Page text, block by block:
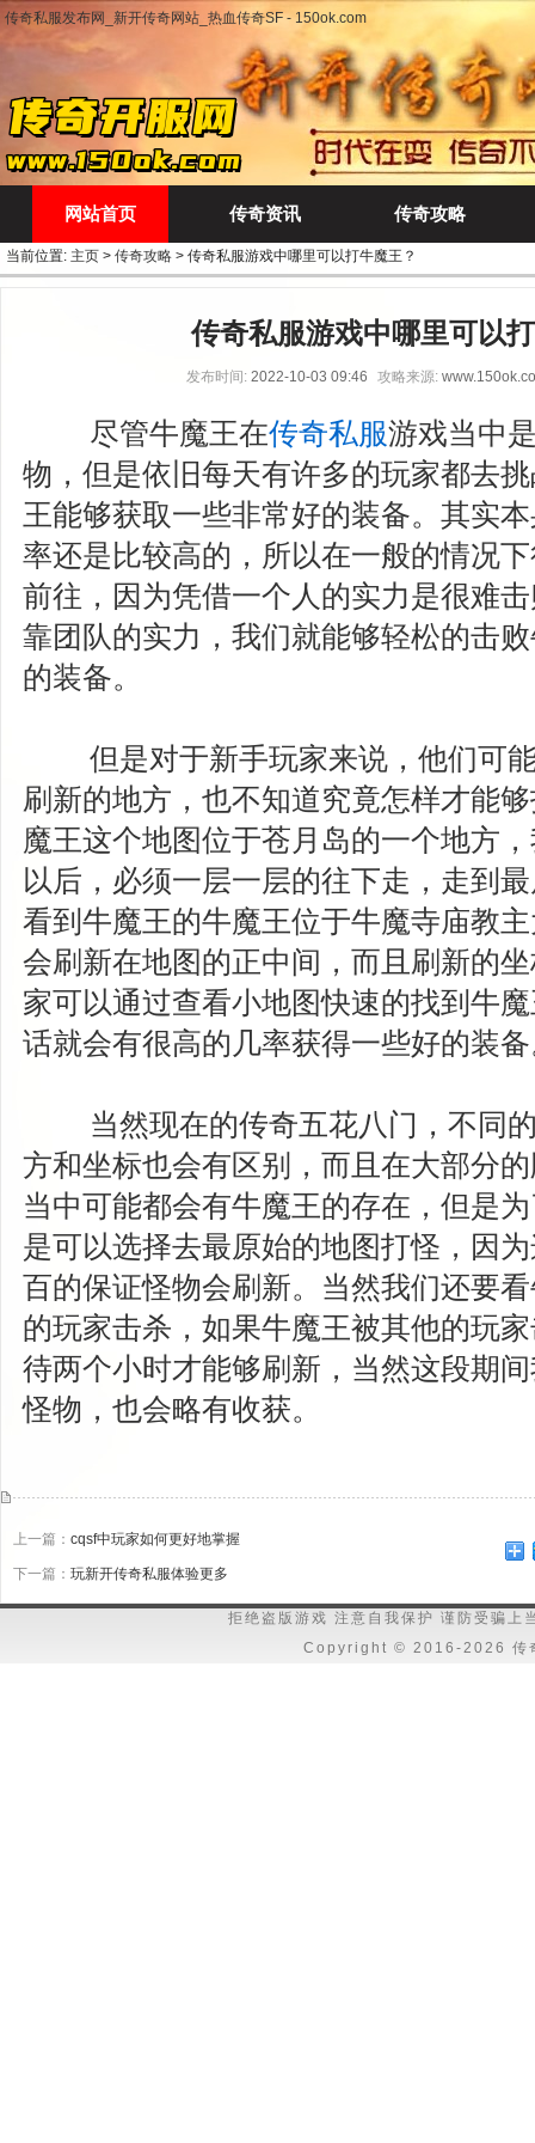
传奇私服发布网_新开传奇网站_热血传奇SF - 150ok.com
网站首页 传奇资讯 传奇攻略
当前位置: 主页 > 传奇攻略 > 传奇私服游戏中哪里可以打牛魔王？
传奇私服游戏中哪里可以
发布时间: 2022-10-03 09:46 攻略来源:
尽管牛魔王在传奇私服游戏当中
物，但是依旧每天有许多的玩家都去
王能够获取一些非常好的装备。其实
率还是比较高的，所以在一般的情况
前往，因为凭借一个人的实力是很难
靠团队的实力，我们就能够轻松的击
的装备。
但是对于新手玩家来说，他们可能
刷新的地方，也不知道究竟怎样才能
魔王这个地图位于苍月岛的一个地方
以后，必须一层一层的往下走，走到
看到牛魔王的牛魔王位于牛魔寺庙教
会刷新在地图的正中间，而且刷新的
家可以通过查看小地图快速的找到牛
话就会有很高的几率获得一些好的装
当然现在的传奇五花八门，不同的
方和坐标也会有区别，而且在大部分
当中可能都会有牛魔王的存在，但是
是可以选择去最原始的地图打怪，因
百的保证怪物会刷新。当然我们还要
的玩家击杀，如果牛魔王被其他的玩
待两个小时才能够刷新，当然这段期
怪物，也会略有收获。
上一篇： cqsf中玩家如何更好地掌握
下一篇： 玩新开传奇私服体验更多
拒绝盗版游戏 注意自我保护 谨防受骗上
Copyright © 2016-2026 传